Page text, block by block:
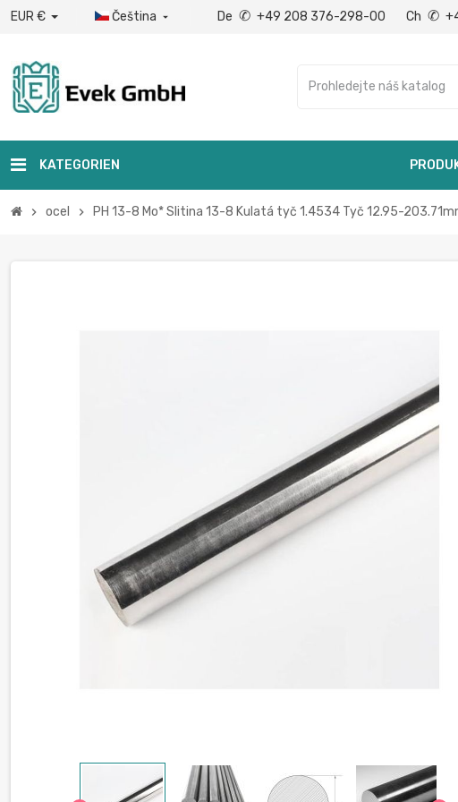
EUR € Čeština  De ✆ +49 208 376-298-00 Ch ✆
KATEGORIEN
chevron_right ocel chevron_right PH 13-8 Mo* Slitina 13-8 Kulatá tyč 1.4534 Tyč 12.95-